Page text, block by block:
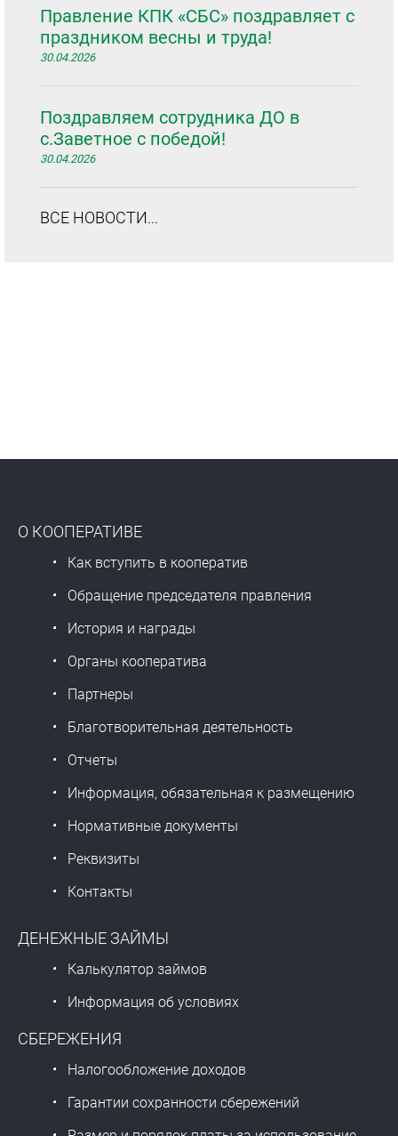
Правление КПК «СБС» поздравляет с
праздником весны и труда!
30.04.2026
Поздравляем сотрудника ДО в
с.Заветное с победой!
30.04.2026
ВСЕ НОВОСТИ...
О КООПЕРАТИВЕ
Как вступить в кооператив
Обращение председателя правления
История и награды
Органы кооператива
Партнеры
Благотворительная деятельность
Отчеты
Информация, обязательная к размещению
Нормативные документы
Реквизиты
Контакты
ДЕНЕЖНЫЕ ЗАЙМЫ
Калькулятор займов
Информация об условиях
СБЕРЕЖЕНИЯ
Налогообложение доходов
Гарантии сохранности сбережений